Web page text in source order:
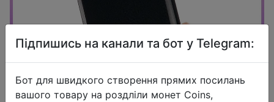
Підпишись на канали та бот у Telegram:
Бот для швидкого створення прямих посилань
вашого товару на роздліли монет Coins,